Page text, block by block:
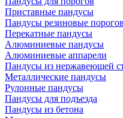
Приставные пандусы
Пандусы резиновые
Перекатные пандусы
Алюминиевые пандусы
Алюминиевые аппарели
Пандусы из нержавеющей
Металлические пандусы
Рулонные пандусы
Пандусы для подъезда
Пандусы из бетона